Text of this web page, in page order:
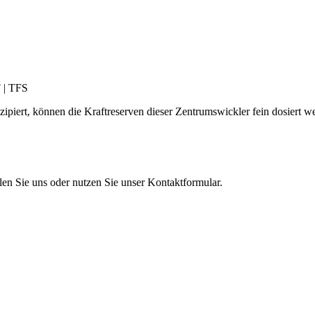
können die Kraftreserven dieser Zentrumswickler fein dosiert
Sie uns oder nutzen Sie unser Kontaktformular.